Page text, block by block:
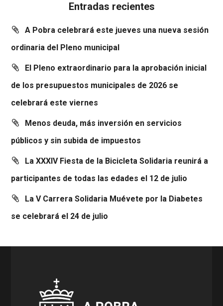
Entradas recientes
A Pobra celebrará este jueves una nueva sesión
ordinaria del Pleno municipal
El Pleno extraordinario para la aprobación inicial
de los presupuestos municipales de 2026 se
celebrará este viernes
Menos deuda, más inversión en servicios
públicos y sin subida de impuestos
La XXXIV Fiesta de la Bicicleta Solidaria reunirá a
participantes de todas las edades el 12 de julio
La V Carrera Solidaria Muévete por la Diabetes
se celebrará el 24 de julio